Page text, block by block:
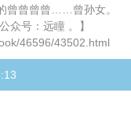
曾曾曾曾……曾孙女。
众号：远瞳 。】
46596/43502.html